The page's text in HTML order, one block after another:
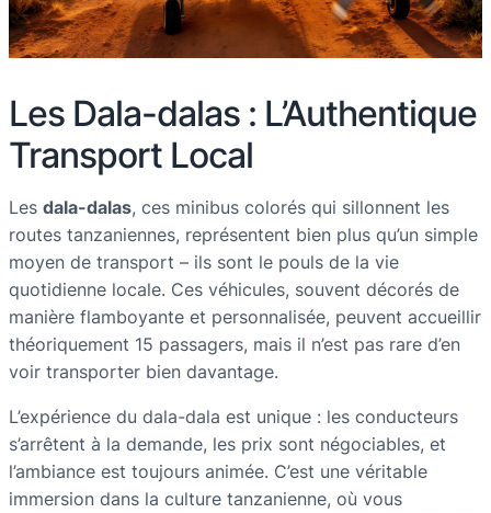
Les Dala-dalas : L’Authentique
Transport Local
Les dala-dalas, ces minibus colorés qui sillonnent les
routes tanzaniennes, représentent bien plus qu’un simple
moyen de transport – ils sont le pouls de la vie
quotidienne locale. Ces véhicules, souvent décorés de
manière flamboyante et personnalisée, peuvent accueillir
théoriquement 15 passagers, mais il n’est pas rare d’en
voir transporter bien davantage.
L’expérience du dala-dala est unique : les conducteurs
s’arrêtent à la demande, les prix sont négociables, et
l’ambiance est toujours animée. C’est une véritable
immersion dans la culture tanzanienne, où vous